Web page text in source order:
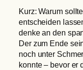
Kurz: Warum
entscheiden
denke an den
Der zum Ende
noch unter
konnte – bevor er